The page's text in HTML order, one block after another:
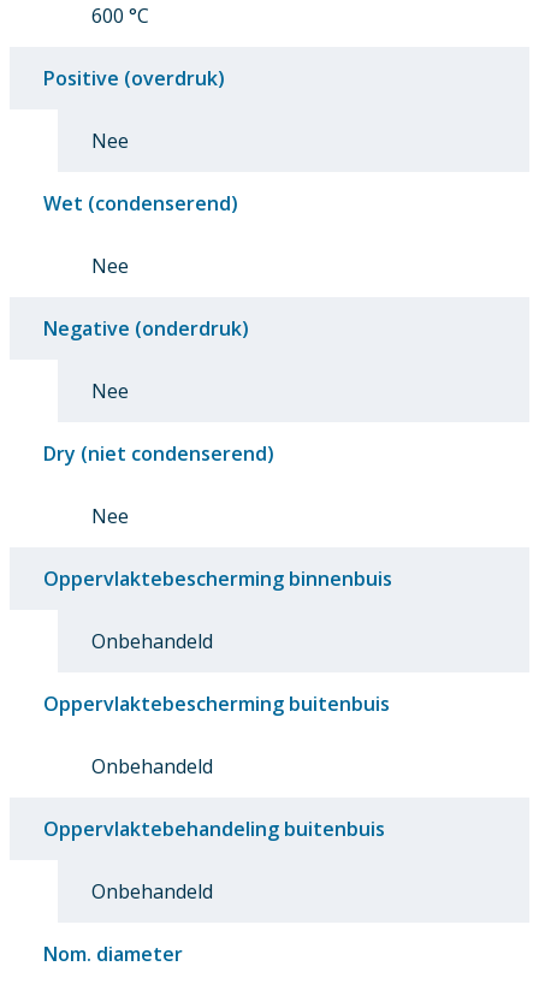
600 °C
Positive (overdruk)
Nee
Wet (condenserend)
Nee
Negative (onderdruk)
Nee
Dry (niet condenserend)
Nee
Oppervlaktebescherming binnenbuis
Onbehandeld
Oppervlaktebescherming buitenbuis
Onbehandeld
Oppervlaktebehandeling buitenbuis
Onbehandeld
Nom. diameter